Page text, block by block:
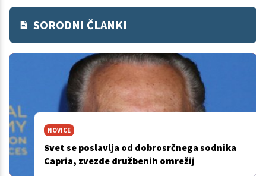
SORODNI ČLANKI
NOVICE
Svet se poslavlja od dobrosrčnega sodnika
Capria, zvezde družbenih omrežij